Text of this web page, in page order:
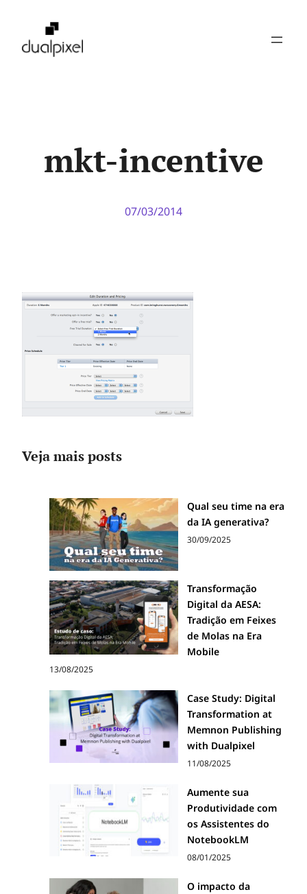
mkt-incentive
07/03/2014
Veja mais posts
Qual seu time na era
da IA generativa?
30/09/2025
Transformação
Digital da AESA:
Tradição em Feixes
de Molas na Era
Mobile
13/08/2025
Case Study: Digital
Transformation at
Memnon Publishing
with Dualpixel
11/08/2025
Aumente sua
Produtividade com
os Assistentes do
NotebookLM
08/01/2025
O impacto da